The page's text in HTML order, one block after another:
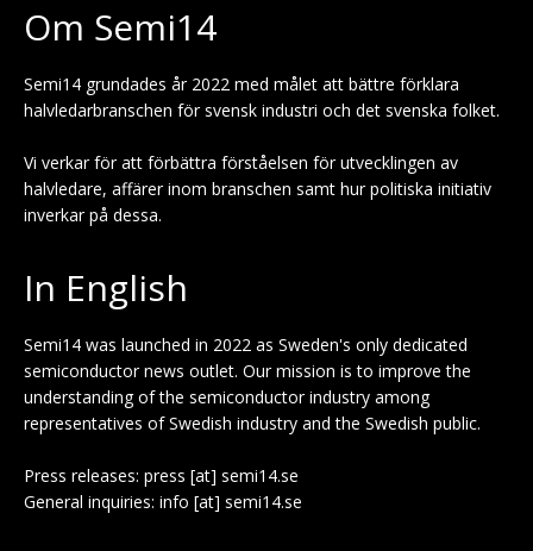
Om Semi14
Semi14 grundades år 2022 med målet att bättre förklara
halvledarbranschen för svensk industri och det svenska folket.
Vi verkar för att förbättra förståelsen för utvecklingen av
halvledare, affärer inom branschen samt hur politiska initiativ
inverkar på dessa.
In English
Semi14 was launched in 2022 as Sweden's only dedicated
semiconductor news outlet. Our mission is to improve the
understanding of the semiconductor industry among
representatives of Swedish industry and the Swedish public.
Press releases: press [at] semi14.se
General inquiries: info [at] semi14.se